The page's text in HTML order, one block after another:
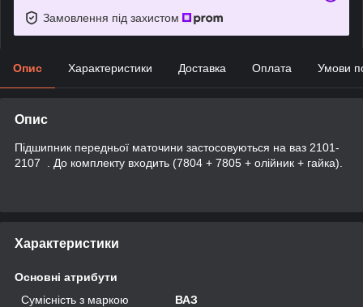
Замовлення під захистом
Опис Характеристики Доставка Оплата Умови
Опис
Підшипник передньої маточини застосовуються на ваз 2101-
2107 . До комплекту входить (7804 + 7805 + олійник + гайка).
Характеристики
Основні атрибути
Сумісність з маркою
ВАЗ